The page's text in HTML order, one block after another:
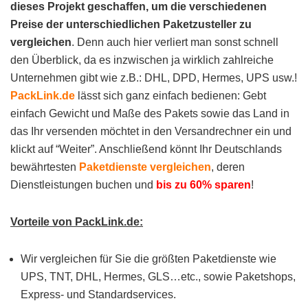
dieses Projekt geschaffen, um die verschiedenen
Preise der unterschiedlichen Paketzusteller zu
vergleichen. Denn auch hier verliert man sonst schnell
den Überblick, da es inzwischen ja wirklich zahlreiche
Unternehmen gibt wie z.B.: DHL, DPD, Hermes, UPS usw.!
PackLink.de lässt sich ganz einfach bedienen: Gebt
einfach Gewicht und Maße des Pakets sowie das Land in
das Ihr versenden möchtet in den Versandrechner ein und
klickt auf “Weiter”. Anschließend könnt Ihr Deutschlands
bewährtesten Paketdienste vergleichen, deren
Dienstleistungen buchen und bis zu 60% sparen!
Vorteile von PackLink.de:
Wir vergleichen für Sie die größten Paketdienste wie
UPS, TNT, DHL, Hermes, GLS…etc., sowie Paketshops,
Express- und Standardservices.